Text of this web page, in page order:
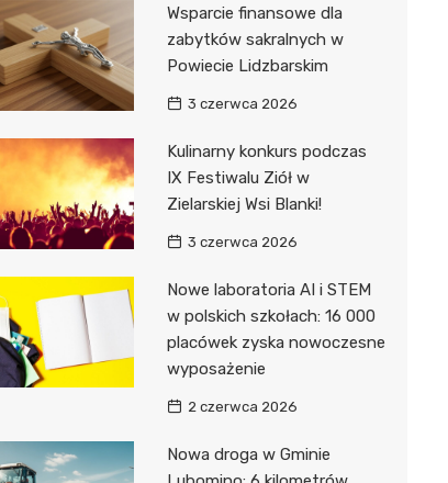
Wsparcie finansowe dla
zabytków sakralnych w
Powiecie Lidzbarskim
3 czerwca 2026
Kulinarny konkurs podczas
IX Festiwalu Ziół w
Zielarskiej Wsi Blanki!
3 czerwca 2026
Nowe laboratoria AI i STEM
w polskich szkołach: 16 000
placówek zyska nowoczesne
wyposażenie
2 czerwca 2026
Nowa droga w Gminie